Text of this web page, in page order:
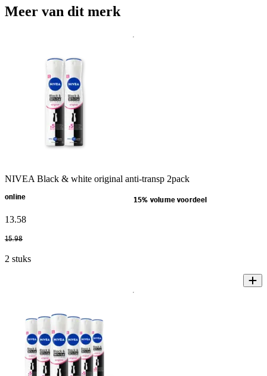
Meer van dit merk
NIVEA Black & white original anti-transp 2pack
online 15% volume voordeel
13.58
15.98
2 stuks